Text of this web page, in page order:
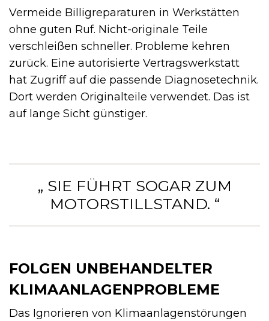
Vermeide Billigreparaturen in Werkstätten
ohne guten Ruf. Nicht-originale Teile
verschleißen schneller. Probleme kehren
zurück. Eine autorisierte Vertragswerkstatt
hat Zugriff auf die passende Diagnosetechnik.
Dort werden Originalteile verwendet. Das ist
auf lange Sicht günstiger.
„ SIE FÜHRT SOGAR ZUM
MOTORSTILLSTAND. “
FOLGEN UNBEHANDELTER
KLIMAANLAGENPROBLEME
Das Ignorieren von Klimaanlagenstörungen